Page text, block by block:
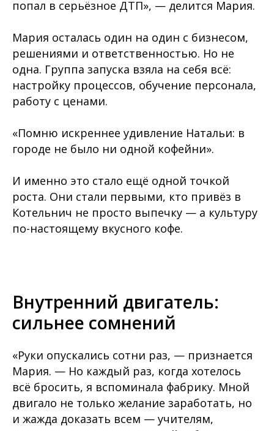
попал в серьёзное ДТП», — делится Мария.
Мария осталась один на один с бизнесом,
решениями и ответственностью. Но не
одна. Группа запуска взяла на себя всё:
настройку процессов, обучение персонала,
работу с ценами.
«Помню искреннее удивление Натальи: в
городе не было ни одной кофейни».
И именно это стало ещё одной точкой
роста. Они стали первыми, кто привёз в
Котельнич не просто выпечку — а культуру
по-настоящему вкусного кофе.
Внутренний двигатель:
сильнее сомнений
«Руки опускались сотни раз, — признается
Мария. — Но каждый раз, когда хотелось
всё бросить, я вспоминала фабрику. Мной
двигало не только желание заработать, но
и жажда доказать всем — учителям,